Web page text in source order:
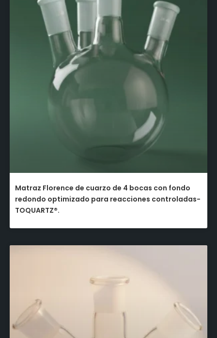
Matraz Florence de cuarzo de 4 bocas con fondo
redondo optimizado para reacciones controladas-
TOQUARTZ®.